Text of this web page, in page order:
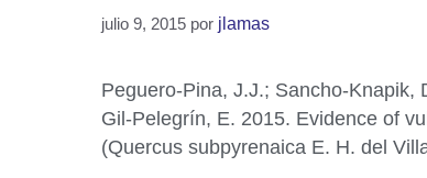
julio 9, 2015 por jlamas
Peguero-Pina, J.J.; Sancho-Knapik,
Gil-Pelegrín, E. 2015. Evidence of
(Quercus subpyrenaica E. H. del